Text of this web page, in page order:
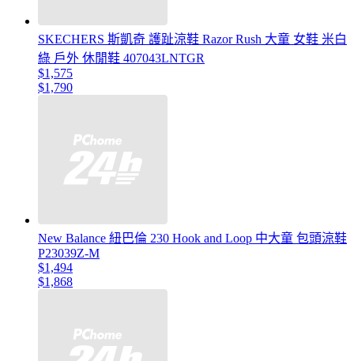
SKECHERS 斯凱奇 護趾涼鞋 Razor Rush 大童 女鞋 米白
綠 戶外 休閒鞋 407043LNTGR
$1,575
$1,790
New Balance 紐巴倫 230 Hook and Loop 中大童 包頭涼鞋
P23039Z-M
$1,494
$1,868